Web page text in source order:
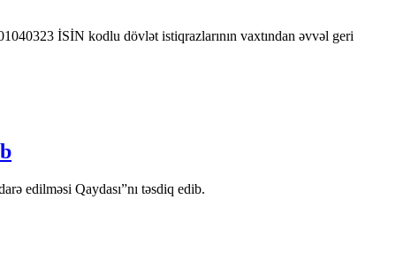
İSİN kodlu dövlət istiqrazlarının vaxtından əvvəl geri
edilməsi Qaydası”nı təsdiq edib.